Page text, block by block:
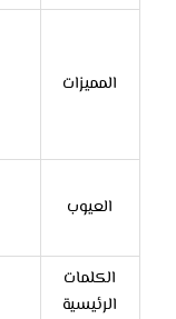
المميزات
العيوب
الكلمات
الرئيسية